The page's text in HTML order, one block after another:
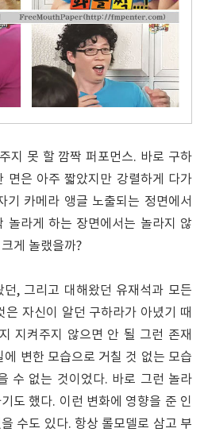
지 못 할 깜짝 퍼포먼스. 바로 구하
면은 아주 짧았지만 강렬하게 다가
기 카메라 앵글 노출되는 정면에서
놀라게 하는 장면에서는 놀라지 않
게 놀랬을까?
, 그리고 대해왔던 유재석과 모든
은 자신이 알던 구하라가 아녔기 때
지켜주지 않으면 안 될 그런 존재
변한 모습으로 거칠 것 없는 모습
수 없는 것이었다. 바로 그런 놀라
도 했다. 이런 변화에 영향을 준 인
수도 있다. 항상 롤모델로 삼고 부